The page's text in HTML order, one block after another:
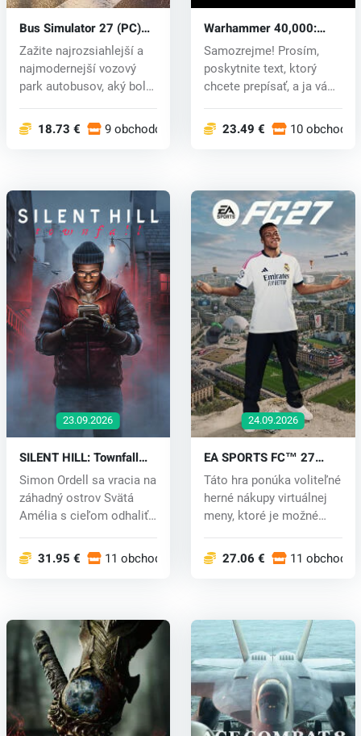
Bus Simulator 27 (PC)
key
Zažite najrozsiahlejší a
najmodernejší vozový
park autobusov, aký bol
18.73 € 9 obchodoch
Warhammer 40,000:
Dawn of War IV (PC) key
Samozrejme! Prosím,
poskytnite text, ktorý
chcete prepísať, a ja vám
23.49 € 10
23.09.2026
SILENT HILL: Townfall
(PC) key
Simon Ordell sa vracia na
záhadný ostrov Svätá
Amélia s cieľom odhaliť
31.95 € 11 obchodoch
24.09.2026
EA SPORTS FC™ 27
(PC) key
Táto hra ponúka voliteľné
herné nákupy virtuálnej
meny, ktoré je možné
27.06 € 11